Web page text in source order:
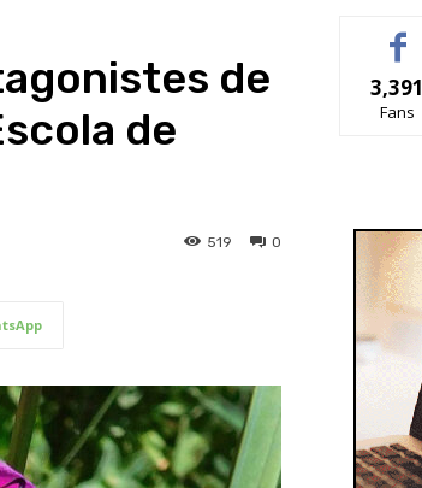
de
de
0
519
3,391
Fans